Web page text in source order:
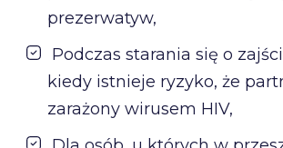
prezerwatyw,
Podczas starania się o
kiedy istnieje ryzyko, że
zarażony wirusem HIV,